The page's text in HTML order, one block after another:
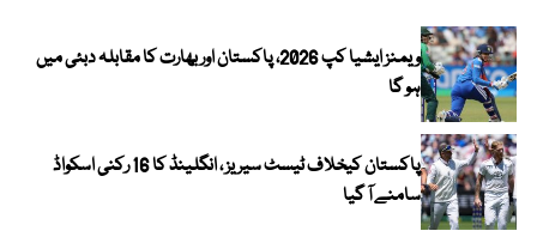
ویمنز ایشیا کپ 2026، پاکستان اور بھارت کا مقابلہ دبئی میں
ہو گا
پاکستان کیخلاف ٹیسٹ سیریز ، انگلینڈ کا 16 رکنی اسکواڈ
سامنے آ گیا